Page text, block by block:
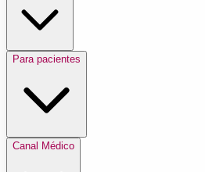
Para pacientes
Canal Médico